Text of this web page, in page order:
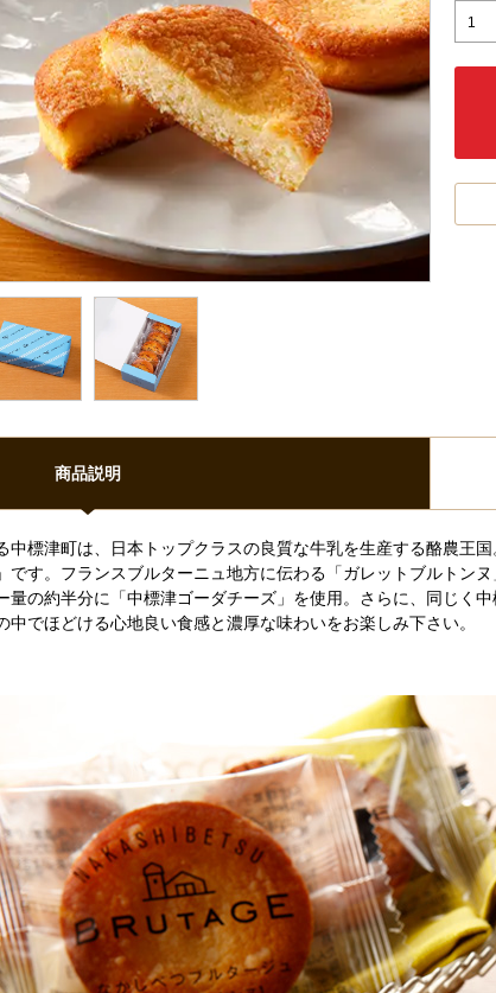
1
商品説明
中標津町は、日本トップクラスの良質な牛乳を生産する酪農王
です。フランスブルターニュ地方に伝わる「ガレットブルトン
量の約半分に「中標津ゴーダチーズ」を使用。さらに、同じく
でほどける心地良い食感と濃厚な味わいをお楽しみ下さい。